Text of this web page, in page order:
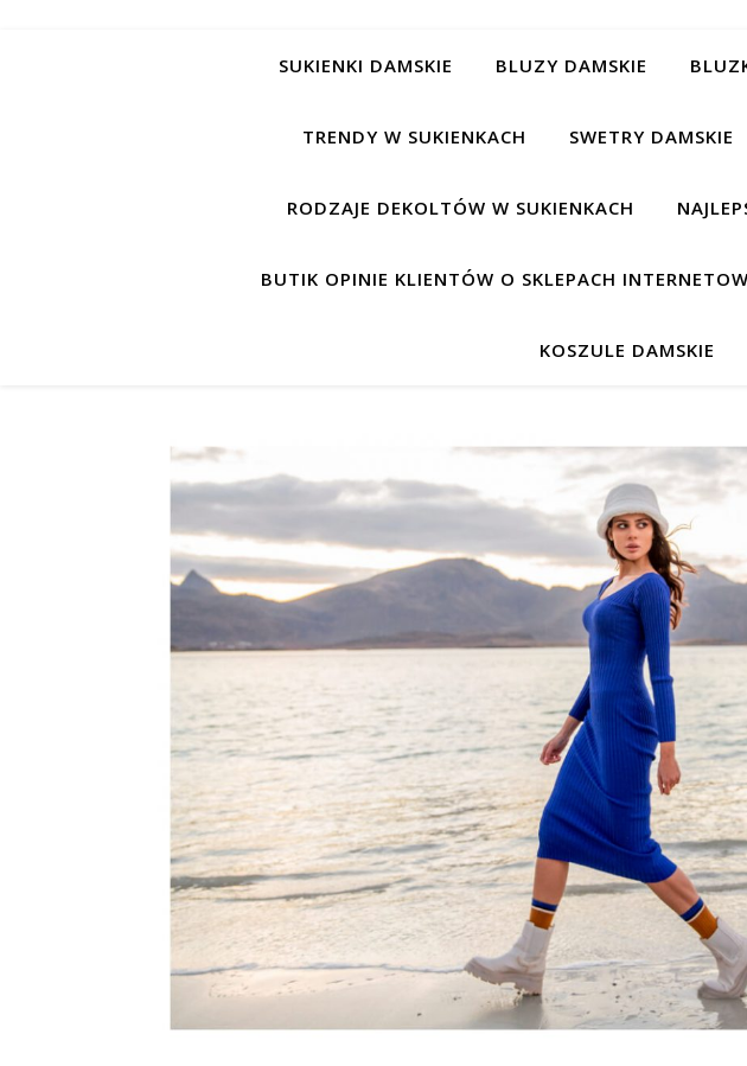
SUKIENKI DAMSKIE BLUZY DAMSKIE
TRENDY W SUKIENKACH SWETRY DAMSKIE
RODZAJE DEKOLTÓW W SUKIENKACH
BUTIK OPINIE KLIENTÓW O SKLEPACH
KOSZULE DAMSKIE